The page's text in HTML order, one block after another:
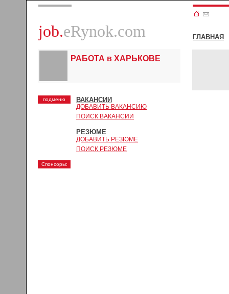
job.eRynok.com ГЛАВНАЯ
РАБОТА в ХАРЬКОВЕ
подменю ВАКАНСИИ
ДОБАВИТЬ ВАКАНСИЮ
ПОИСК ВАКАНСИИ
РЕЗЮМЕ
ДОБАВИТЬ РЕЗЮМЕ
ПОИСК РЕЗЮМЕ
Спонсоры: